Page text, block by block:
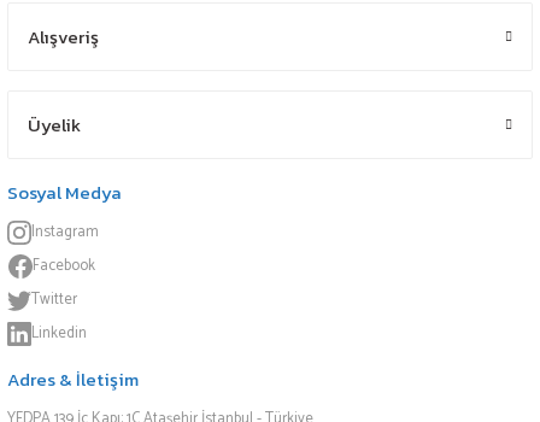
Alışveriş
Üyelik
Sosyal Medya
Instagram
Facebook
Twitter
Linkedin
Adres & İletişim